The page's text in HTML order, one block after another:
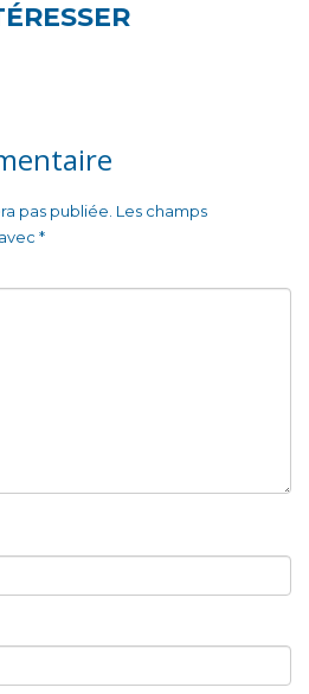
pas publiée. Les champs
*